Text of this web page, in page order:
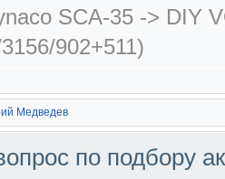
SCA-35 -> DIY
902+511)
Медведев
по подбору